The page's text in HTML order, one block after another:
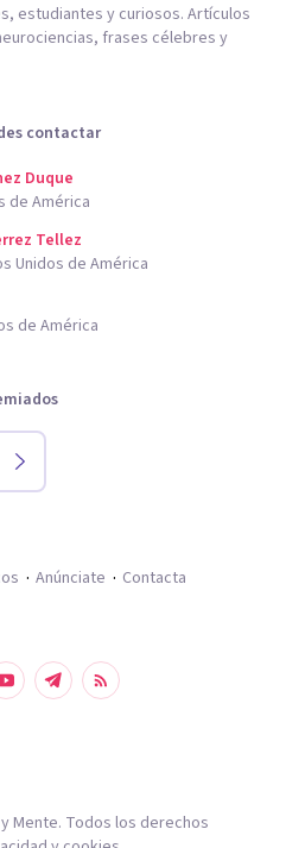
estudiantes y curiosos. Artículos
frases célebres y
contactar
Duque
de América
Tellez
Unidos de América
de América
Anúnciate Contacta
Mente. Todos los derechos